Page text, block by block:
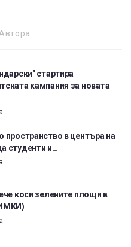
стартира
кампания за новата
пространство в центъра на
студенти и…
коси зелените площи в